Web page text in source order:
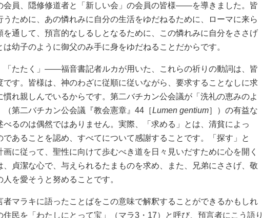
会員、隠修修道者と「新しい会」の会員の皆様――を導きました。皆
ために、あの憐れみに自分の生活をゆだねるために、ローマに来ら
を通して、預言的なしるしとなるために、この憐れみに自分をささげ
幼子のように御父のみ手に身をゆだねることだからです。
たたく」――福音書記者ルカが用いた、これらの祈りの動詞は、皆
す。皆様は、神のわざに従順に従いながら、要求することなしに求
れ親しんでいるからです。第二バチカン公会議が「洗礼の恵みのよ
（第二バチカン公会議『教会憲章』44［Lumen gentium］）の有益な
るのは偶然ではありません。実際、「求める」とは、清貧によっ
あることを認め、すべてについて感謝することです。「探す」と
に従って、聖性に向けて歩むべき道を日々見いだすために心を開く
、貞潔な心で、与えられるたまものを求め、また、兄弟にささげ、敬
を愛そうと努めることです。
マラキに語ったことばをこの意味で解釈することができるかもしれ
住民を「わたしにとって宝」（マラ3・17）と呼び、預言者にこう語り